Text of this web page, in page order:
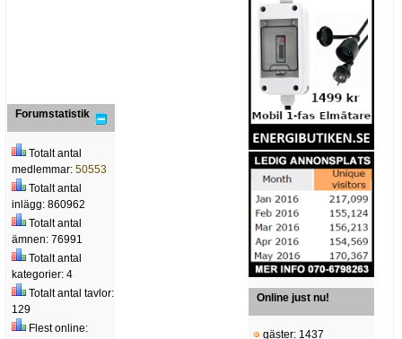
Online just nu!
gäster: 1437
Forumstatistik
Totalt antal
medlemmar: 50553
Totalt antal
inlägg: 860962
Totalt antal
ämnen: 76991
Totalt antal
kategorier: 4
Totalt antal tavlor:
129
Flest online: